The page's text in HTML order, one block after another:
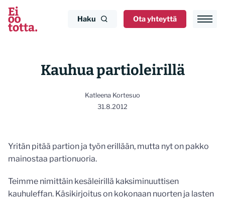
Siirry
sisältöön
Haku Ota yhteyttä
Kauhua partioleirillä
Katleena Kortesuo
31.8.2012
Yritän pitää partion ja työn erillään, mutta nyt on pakko
mainostaa partionuoria.
Teimme nimittäin kesäleirillä kaksiminuuttisen
kauhuleffan. Käsikirjoitus on kokonaan nuorten ja lasten